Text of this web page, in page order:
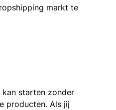
markt te
starten zonder
producten. Als jij